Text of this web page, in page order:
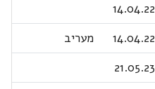
14.04.22
14.04.22
מעריב
21.05.23